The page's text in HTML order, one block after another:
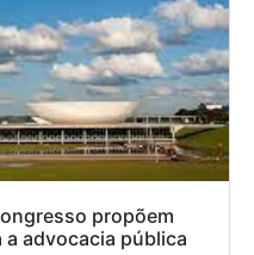
propõem
advocacia pública